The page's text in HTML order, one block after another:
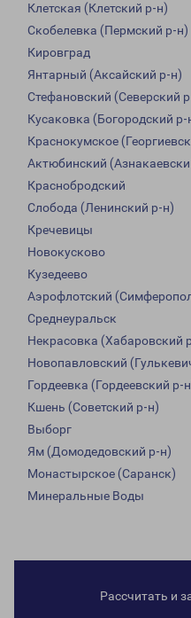
Клетская (Клетский р-н)
Скобелевка (Пермский р-н)
Кировград
Янтарный (Аксайский р-н)
Стефановский (Северский
Кусаковка (Богородский р-
Краснокумское
Актюбинский
Краснобродский
Слобода (Ленинский р-н)
Кречевицы
Новокусково
Кузедеево
Аэрофлотский
Среднеуральск
Некрасовка (Хабаровский
Новопавловский
Гордеевка (Гордеевский р-
Кшень (Советский р-н)
Выборг
Ям (Домодедовский р-н)
Монастырское (Саранск)
Минеральные Воды
Рассчитать и